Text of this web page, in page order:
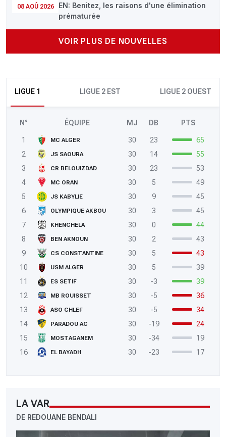
08 AOÛ 2026
EN: Benitez, les raisons d'une élimination
prématurée
VOIR PLUS DE NOUVELLES
LIGUE 1 LIGUE 2 EST LIGUE 2 OUEST
N° ÉQUIPE MJ DB PTS
1 MC ALGER 30 23
65
2
JS SAOURA 30 14
55
3
CR BELOUIZDAD 30 23
53
4
MC ORAN 30 5
49
5
JS KABYLIE 30 9
45
6
OLYMPIQUE AKBOU 30 3
45
7
KHENCHELA 30 0
44
8
BEN AKNOUN 30 2
43
9
CS CONSTANTINE 30 5
43
10
USM ALGER 30 5
39
11
ES SETIF 30 -3
39
12
MB ROUISSET 30 -5
36
13
ASO CHLEF 30 -5
34
14
PARADOU AC 30 -19
24
15
MOSTAGANEM 30 -34
19
16
EL BAYADH 30 -23 17
LA VAR
DE REDOUANE BENDALI